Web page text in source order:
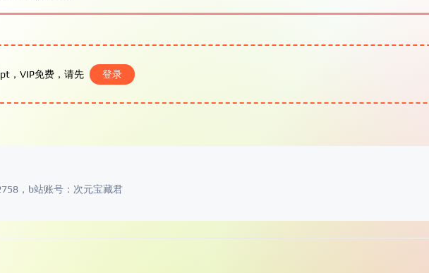
pt，VIP免费，请先 登录
，b站账号：次元宝藏君